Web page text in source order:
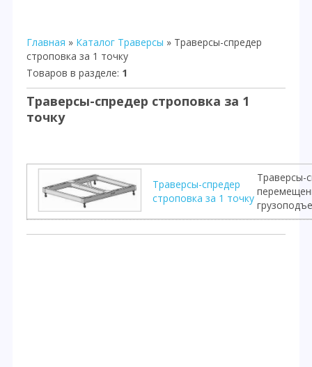
Главная » Каталог Траверсы » Траверсы-спредер
строповка за 1 точку
Товаров в разделе: 1
Траверсы-спредер строповка за 1
точку
Траверсы-спредер
строповка за 1 точку
Траверсы-